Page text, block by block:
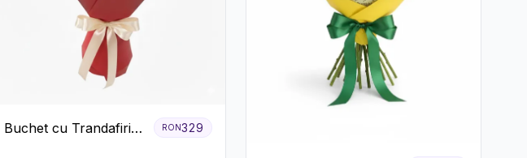
Buchet cu Trandafiri
RON329